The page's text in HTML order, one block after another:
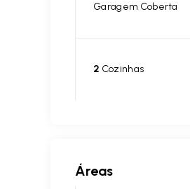
Garagem Coberta
2 Cozinhas
Áreas